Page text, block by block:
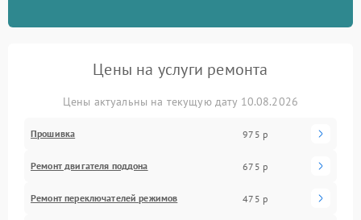
Цены на услуги ремонта
Цены актуальны на текущую дату 10.08.2026
Прошивка 975 р
Ремонт двигателя поддона 675 р
Ремонт переключателей режимов 475 р